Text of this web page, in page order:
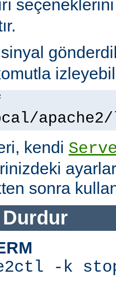
sinyal
kendi
sonra
-k